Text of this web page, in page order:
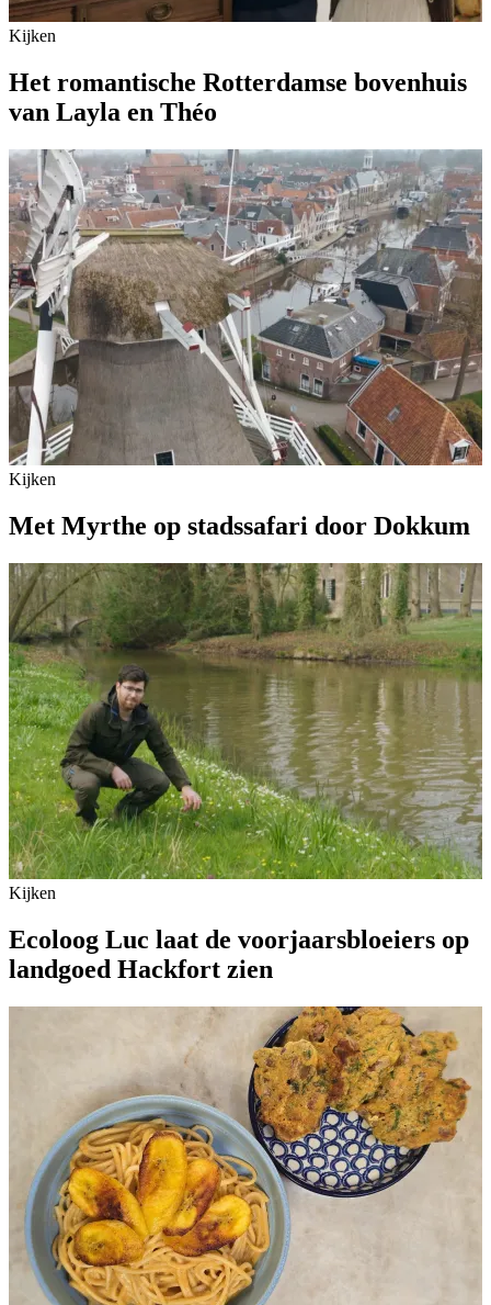
Kijken
Het romantische Rotterdamse bovenhuis
van Layla en Théo
Kijken
Met Myrthe op stadssafari door Dokkum
Kijken
Ecoloog Luc laat de voorjaarsbloeiers op
landgoed Hackfort zien